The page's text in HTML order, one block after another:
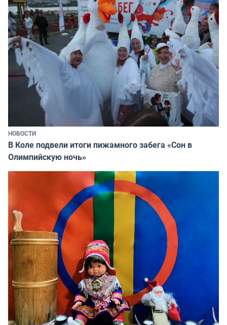
НОВОСТИ
В Коле подвели итоги пижамного забега «Сон в
Олимпийскую ночь»